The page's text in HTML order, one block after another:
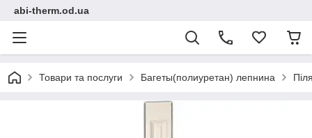
abi-therm.od.ua
Товари та послуги Багеты(полиуретан) лепнина